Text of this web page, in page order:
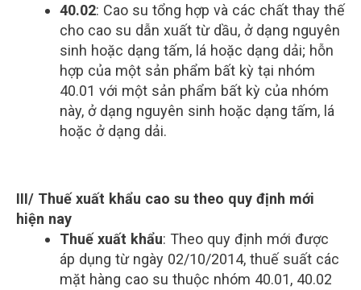
40.02: Cao su tổng hợp và các chất thay thế
cho cao su dẫn xuất từ dầu, ở dạng nguyên
sinh hoặc dạng tấm, lá hoặc dạng dải; hỗn
hợp của một sản phẩm bất kỳ tại nhóm
40.01 với một sản phẩm bất kỳ của nhóm
này, ở dạng nguyên sinh hoặc dạng tấm, lá
hoặc ở dạng dải.
III/ Thuế xuất khẩu cao su theo quy định mới
hiện nay
Thuế xuất khẩu: Theo quy định mới được
áp dụng từ ngày 02/10/2014, thuế suất các
mặt hàng cao su thuộc nhóm 40.01, 40.02